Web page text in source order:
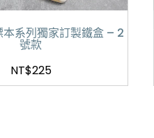
本系列獨家訂製鐵盒 – 2
號款
NT$225